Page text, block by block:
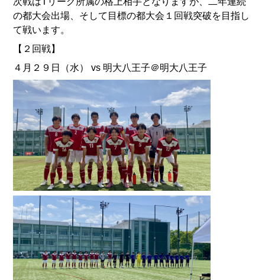
の都大会出場、そして目標の都大会１回戦突破を目指し
て戦います。
【２回戦】
４月２９日（水） vs 明大八王子＠明大八王子